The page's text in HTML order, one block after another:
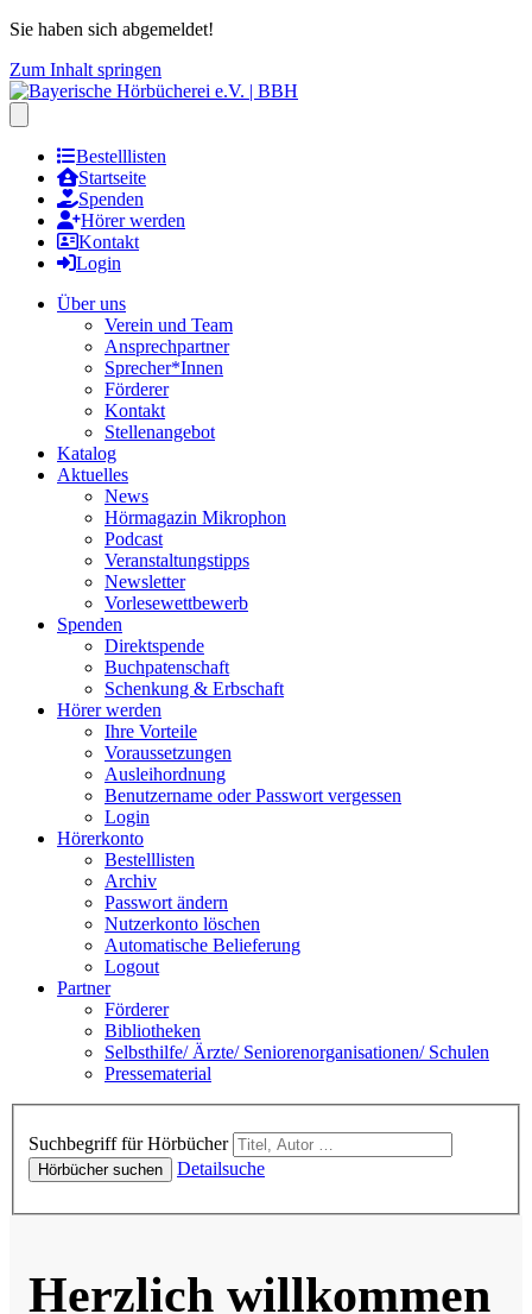
Sie haben sich abgemeldet!
Zum Inhalt springen
Bestelllisten
Startseite
Spenden
Hörer werden
Kontakt
Login
Über uns
Verein und Team
Ansprechpartner
Sprecher*Innen
Förderer
Kontakt
Stellenangebot
Katalog
Aktuelles
News
Hörmagazin Mikrophon
Podcast
Veranstaltungstipps
Newsletter
Vorlesewettbewerb
Spenden
Direktspende
Buchpatenschaft
Schenkung & Erbschaft
Hörer werden
Ihre Vorteile
Voraussetzungen
Ausleihordnung
Benutzername oder Passwort vergessen
Login
Hörerkonto
Bestelllisten
Archiv
Passwort ändern
Nutzerkonto löschen
Automatische Belieferung
Logout
Partner
Förderer
Bibliotheken
Selbsthilfe/ Ärzte/ Seniorenorganisationen/ Schulen
Pressematerial
Suchbegriff für Hörbücher
Hörbücher suchen Detailsuche
Herzlich willkommen